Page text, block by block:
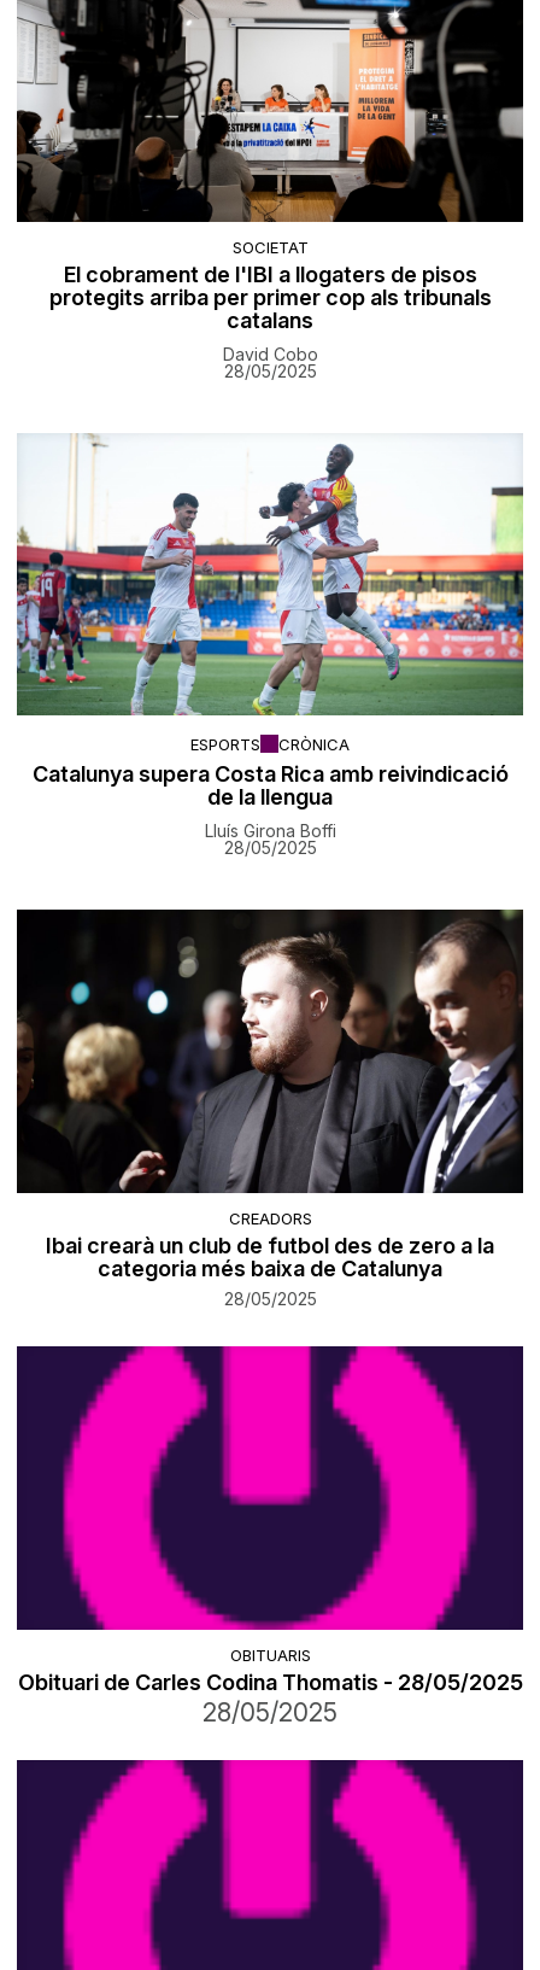
SOCIETAT
El cobrament de l'IBI a llogaters de pisos
protegits arriba per primer cop als tribunals
catalans
David Cobo
28/05/2025
ESPORTS CRÒNICA
Catalunya supera Costa Rica amb reivindicació
de la llengua
Lluís Girona Boffi
28/05/2025
CREADORS
Ibai crearà un club de futbol des de zero a la
categoria més baixa de Catalunya
28/05/2025
OBITUARIS
Obituari de Carles Codina Thomatis - 28/05/2025
28/05/2025